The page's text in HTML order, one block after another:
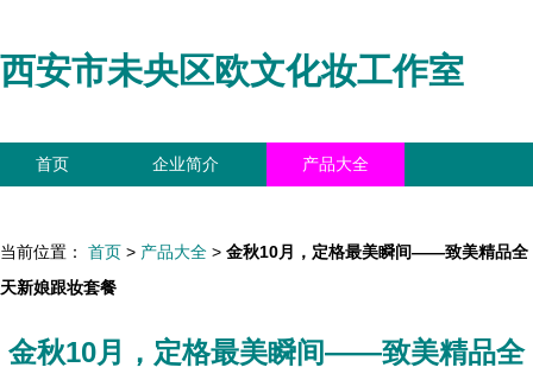
西安市未央区欧文化妆工作室
首页 企业简介 产品大全
当前位置： 首页 > 产品大全 > 金秋10月，定格最美瞬间——致美精品全
天新娘跟妆套餐
金秋10月，定格最美瞬间——致美精品全